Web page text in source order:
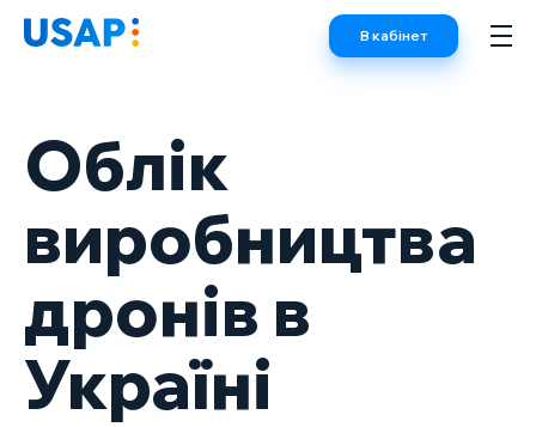
Skip
В кабінет
Облік
виробництва
дронів в
Україні